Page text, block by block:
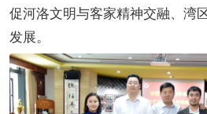
促河洛文明与客家精神交融、湾
发展。